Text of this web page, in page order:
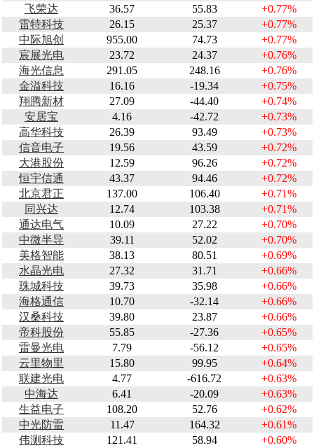
飞荣达
36.57 55.83
+0.77%
雷特科技
26.15 25.37
+0.77%
中际旭创
955.00 74.73
+0.77%
宸展光电
23.72 24.37
+0.76%
海光信息
291.05 248.16
+0.76%
金溢科技
16.16 -19.34
+0.75%
翔腾新材
27.09 -44.40
+0.74%
安居宝
4.16 -42.72
+0.73%
高华科技
26.39 93.49
+0.73%
信音电子
19.56 43.59
+0.72%
大港股份
12.59 96.26
+0.72%
恒宇信通
43.37 94.46
+0.72%
北京君正
137.00 106.40
+0.71%
同兴达
12.74 103.38
+0.71%
通达电气
10.09 27.22
+0.70%
中微半导
39.11 52.02
+0.70%
美格智能
38.13 80.51
+0.69%
水晶光电
27.32 31.71
+0.66%
珠城科技
39.73 35.98
+0.66%
海格通信
10.70 -32.14
+0.66%
汉桑科技
39.80 23.87
+0.66%
帝科股份
55.85 -27.36
+0.65%
雷曼光电
7.79 -56.12
+0.65%
云里物里
15.80 99.95
+0.64%
联建光电
4.77 -616.72
+0.63%
中海达
6.41 -20.09
+0.63%
生益电子
108.20 52.76
+0.62%
中光防雷
11.47 164.32
+0.61%
伟测科技
121.41 58.94
+0.60%